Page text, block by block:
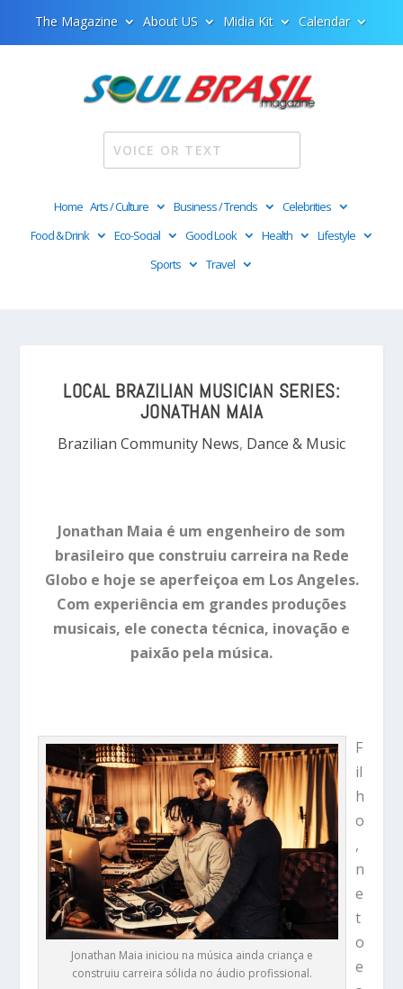
The Magazine About US Midia Kit Calendar
Home Arts / Culture Business / Trends
Celebrities
Food & Drink
Eco-Social Good Look Health
Lifestyle
Sports
Travel
LOCAL BRAZILIAN MUSICIAN SERIES:
JONATHAN MAIA
Brazilian Community News, Dance & Music
Jonathan Maia é um engenheiro de som
brasileiro que construiu carreira na Rede
Globo e hoje se aperfeiçoa em Los Angeles.
Com experiência em grandes produções
musicais, ele conecta técnica, inovação e
paixão pela música.
Jonathan Maia iniciou na música ainda criança e
construiu carreira sólida no áudio profissional.
F
il
h
o
,
n
e
t
o
e